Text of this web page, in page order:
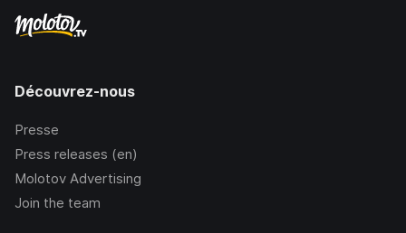
Découvrez-nous
Presse
Press releases (en)
Molotov Advertising
Join the team